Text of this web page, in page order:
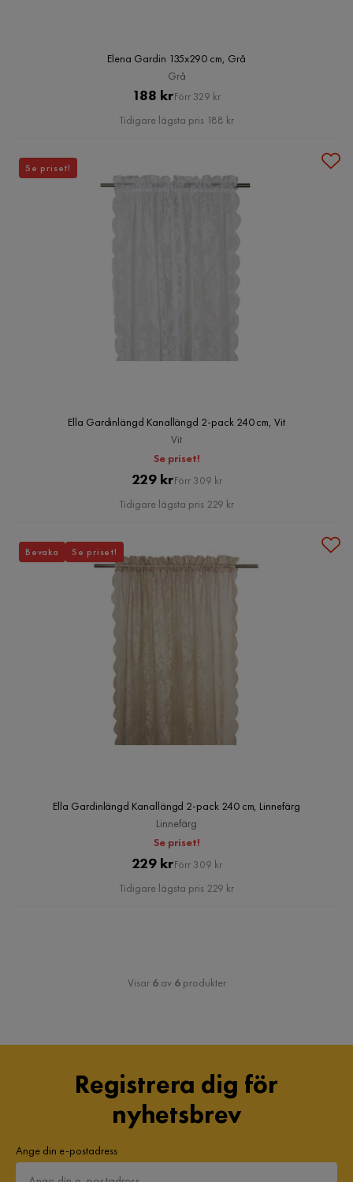
Elena Gardin 135x290 cm, Grå
Grå
Pris
188 krOriginal
Pris
Förr 329 kr
Tidigare lägsta pris 188 kr
Ella Gardinlängd Kanallängd 2-pack 240 cm, Vit
Vit
Se priset!
Pris
229 krOriginal
Pris
Förr 309 kr
Tidigare lägsta pris 229 kr
Se priset!
Ella Gardinlängd Kanallängd 2-pack 240 cm, Linnefärg
Linnefärg
Se priset!
Pris
229 krOriginal
Pris
Förr 309 kr
Tidigare lägsta pris 229 kr
Bevaka Se priset!
Visar 6av 6produkter
Registrera dig för
nyhetsbrev
Ange din e-postadress